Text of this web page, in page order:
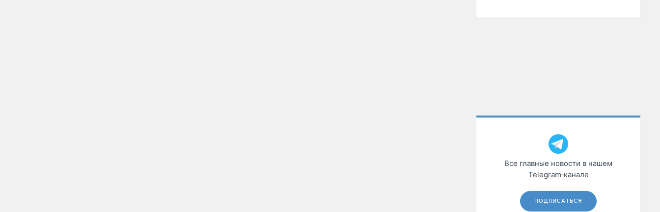
Все главные новости в нашем
Telegram‑канале
ПОДПИСАТЬСЯ